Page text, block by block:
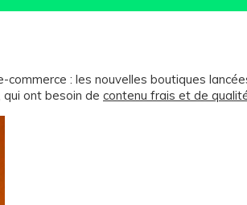
: les nouvelles boutiques
ont besoin de contenu frais et de